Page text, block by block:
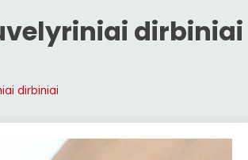
dirbiniai
dirbiniai